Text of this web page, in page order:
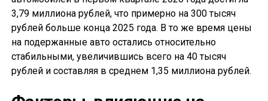
3,79 миллиона рублей, что примерно на 300 тысяч
рублей больше конца 2025 года. В то же время цены
на подержанные авто остались относительно
стабильными, увеличившись всего на 40 тысяч
рублей и составляя в среднем 1,35 миллиона рублей.